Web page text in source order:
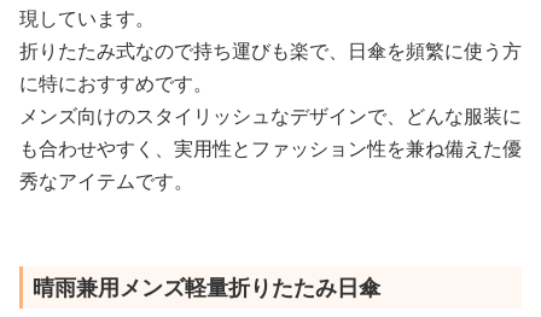
現しています。
折りたたみ式なので持ち運びも楽で、日傘を頻繁に使う方
に特におすすめです。
メンズ向けのスタイリッシュなデザインで、どんな服装に
も合わせやすく、実用性とファッション性を兼ね備えた優
秀なアイテムです。
晴雨兼用メンズ軽量折りたたみ日傘